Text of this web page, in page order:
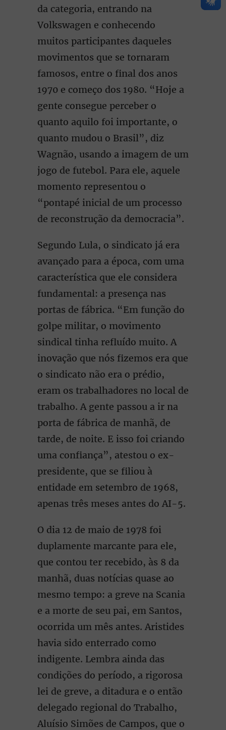
da categoria, entrando na
Volkswagen e conhecendo
muitos participantes daqueles
movimentos que se tornaram
famosos, entre o final dos anos
1970 e começo dos 1980. “Hoje a
gente consegue perceber o
quanto aquilo foi importante, o
quanto mudou o Brasil”, diz
Wagnão, usando a imagem de um
jogo de futebol. Para ele, aquele
momento representou o
“pontapé inicial de um processo
de reconstrução da democracia”.
Segundo Lula, o sindicato já era
avançado para a época, com uma
característica que ele considera
fundamental: a presença nas
portas de fábrica. “Em função do
golpe militar, o movimento
sindical tinha refluído muito. A
inovação que nós fizemos era que
o sindicato não era o prédio,
eram os trabalhadores no local de
trabalho. A gente passou a ir na
porta de fábrica de manhã, de
tarde, de noite. E isso foi criando
uma confiança”, atestou o ex-
presidente, que se filiou à
entidade em setembro de 1968,
apenas três meses antes do AI-5.
O dia 12 de maio de 1978 foi
duplamente marcante para ele,
que contou ter recebido, às 8 da
manhã, duas notícias quase ao
mesmo tempo: a greve na Scania
e a morte de seu pai, em Santos,
ocorrida um mês antes. Aristides
havia sido enterrado como
indigente. Lembra ainda das
condições do período, a rigorosa
lei de greve, a ditadura e o então
delegado regional do Trabalho,
Aluísio Simões de Campos, que o